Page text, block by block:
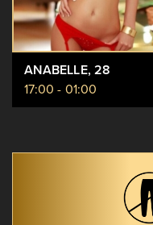
ANABELLE, 28
17:00 - 01:00